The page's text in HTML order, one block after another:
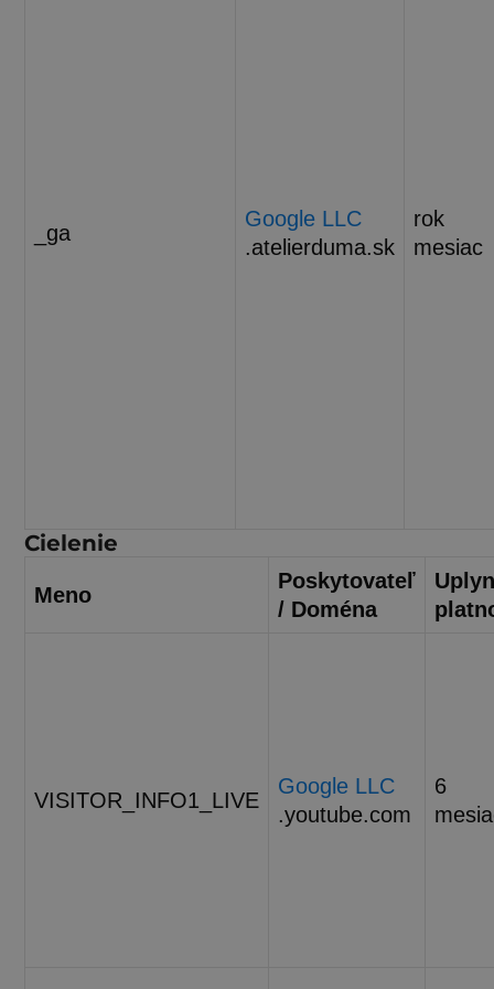
_ga
Google LLC
.atelierduma.sk
rok
mesiac
Cielenie
Meno
Poskytovateľ
/ Doména
VISITOR_INFO1_LIVE
Google LLC
.youtube.com
6